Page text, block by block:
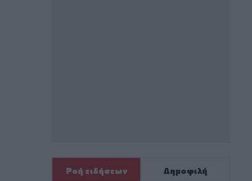
Ροή ειδήσεων Δημοφιλή